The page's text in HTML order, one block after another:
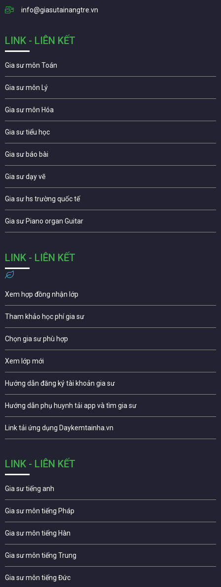
info@giasutainangtre.vn
LINK - LIÊN KẾT
Gia sư môn Toán
Gia sư môn Lý
Gia sư môn Hóa
Gia sư tiểu học
Gia sư báo bài
Gia sư dạy vẽ
Gia sư hs trường quốc tế
Gia sư Piano organ Guitar
LINK - LIÊN KẾT
Xem hợp đồng nhận lớp
Tham khảo học phí gia sư
Chọn gia sư phù hợp
Xem lớp mới
Hướng dẫn đăng ký tài khoản gia sư
Hướng dẫn phụ huynh tải app và tìm gia sư
Link tải ứng dụng Daykemtainha.vn
LINK - LIÊN KẾT
Gia sư tiếng anh
Gia sư môn tiếng Pháp
Gia sư môn tiếng Hàn
Gia sư môn tiếng Trung
Gia sư môn tiếng Đức